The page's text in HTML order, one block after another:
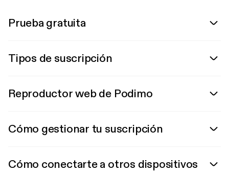
Prueba gratuita
Tipos de suscripción
Reproductor web de Podimo
Cómo gestionar tu suscripción
Cómo conectarte a otros dispositivos